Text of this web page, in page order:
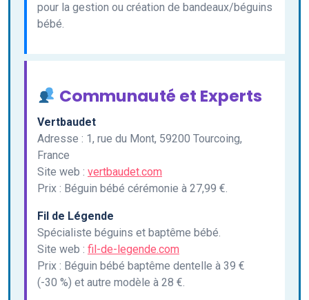
pour la gestion ou création de bandeaux/béguins
bébé.
Communauté et Experts
Vertbaudet
Adresse : 1, rue du Mont, 59200 Tourcoing,
France
Site web : vertbaudet.com
Prix : Béguin bébé cérémonie à 27,99 €.
Fil de Légende
Spécialiste béguins et baptême bébé.
Site web : fil-de-legende.com
Prix : Béguin bébé baptême dentelle à 39 €
(-30 %) et autre modèle à 28 €.